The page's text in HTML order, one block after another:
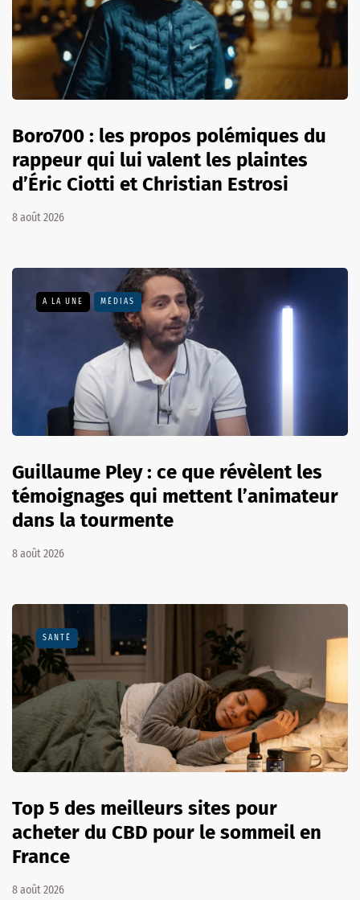
Boro700 : les propos polémiques du
rappeur qui lui valent les plaintes
d’Éric Ciotti et Christian Estrosi
8 août 2026
A LA UNE MÉDIAS
Guillaume Pley : ce que révèlent les
témoignages qui mettent l’animateur
dans la tourmente
8 août 2026
SANTÉ
Top 5 des meilleurs sites pour
acheter du CBD pour le sommeil en
France
8 août 2026